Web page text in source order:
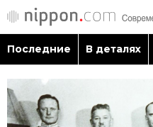
Последние В деталях